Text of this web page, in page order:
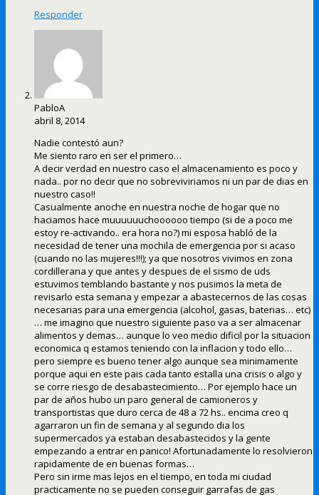
Responder
PabloA
abril 8, 2014
Nadie contestó aun?
Me siento raro en ser el primero…
A decir verdad en nuestro caso el almacenamiento es poco y
nada.. por no decir que no sobreviviriamos ni un par de dias en
nuestro caso!!
Casualmente anoche en nuestra noche de hogar que no
haciamos hace muuuuuuchoooooo tiempo (si de a poco me
estoy re-activando.. era hora no?) mi esposa habló de la
necesidad de tener una mochila de emergencia por si acaso
(cuando no las mujeres!!!); ya que nosotros vivimos en zona
cordillerana y que antes y despues de el sismo de uds
estuvimos temblando bastante y nos pusimos la meta de
revisarlo esta semana y empezar a abastecernos de las cosas
necesarias para una emergencia (alcohol, gasas, baterias… etc)
… me imagino que nuestro siguiente paso va a ser almacenar
alimentos y demas… aunque lo veo medio dificil por la situacion
economica q estamos teniendo con la inflacion y todo ello…
pero siempre es bueno tener algo aunque sea minimamente
porque aqui en este pais cada tanto estalla una crisis o algo y
se corre riesgo de desabastecimiento… Por ejemplo hace un
par de años hubo un paro general de camioneros y
transportistas que duro cerca de 48 a 72 hs.. encima creo q
agarraron un fin de semana y al segundo dia los
supermercados ya estaban desabastecidos y la gente
empezando a entrar en panico! Afortunadamente lo resolvieron
rapidamente de en buenas formas…
Pero sin irme mas lejos en el tiempo, en toda mi ciudad
practicamente no se pueden conseguir garrafas de gas